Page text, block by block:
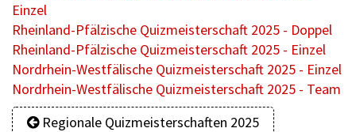
Einzel
Rheinland-Pfälzische Quizmeisterschaft 2025 - Doppel
Rheinland-Pfälzische Quizmeisterschaft 2025 - Einzel
Nordrhein-Westfälische Quizmeisterschaft 2025 - Einzel
Nordrhein-Westfälische Quizmeisterschaft 2025 - Team
Regionale Quizmeisterschaften 2025